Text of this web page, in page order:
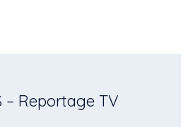
– Reportage TV